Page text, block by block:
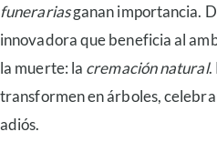
funerariasganan importancia.
innovadora que beneficia al
la muerte: la cremación natural.
transformen en árboles,
adiós.